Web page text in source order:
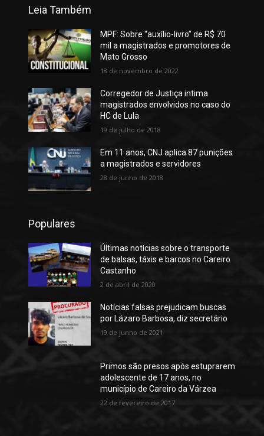
Leia Também
MPF: Sobre “auxílio-livro” de R$ 70
mil a magistrados e promotores de
Mato Grosso
18 de novembro de 2022
Corregedor de Justiça intima
magistrados envolvidos no caso do
HC de Lula
19 de julho de 2018
Em 11 anos, CNJ aplica 87 punições
a magistrados e servidores
28 de junho de 2018
Populares
Últimas notícias sobre o transporte
de balsas, táxis e barcos no Careiro
Castanho
2 de abril de 2020
Notícias falsas prejudicam buscas
por Lázaro Barbosa, diz secretário
19 de junho de 2021
Primos são presos após estuprarem
adolescente de 17 anos, no
município de Careiro da Várzea
22 de fevereiro de 2017